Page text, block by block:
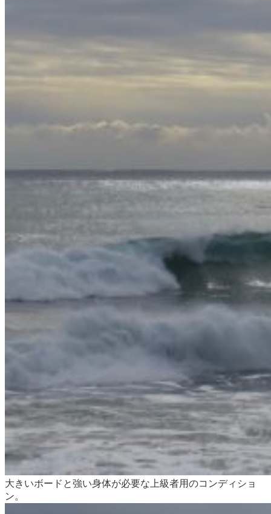
大きいボードと強い身体が必要な上級者用のコンディショ
ン。